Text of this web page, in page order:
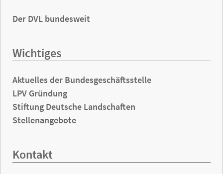
Der DVL bundesweit
Wichtiges
Aktuelles der Bundesgeschäftsstelle
LPV Gründung
Stiftung Deutsche Landschaften
Stellenangebote
Kontakt